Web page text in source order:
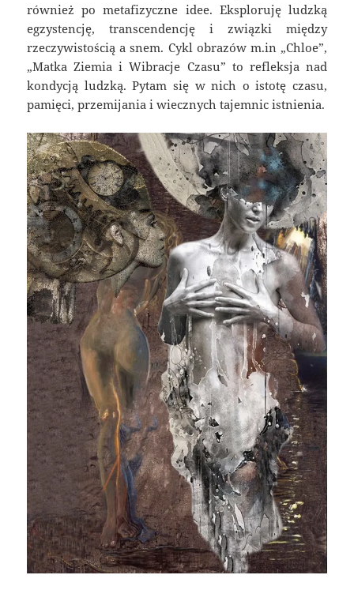
również po metafizyczne idee. Eksploruję ludzką
egzystencję, transcendencję i związki między
rzeczywistością a snem. Cykl obrazów m.in „Chloe”,
„Matka Ziemia i Wibracje Czasu” to refleksja nad
kondycją ludzką. Pytam się w nich o istotę czasu,
pamięci, przemijania i wiecznych tajemnic istnienia.